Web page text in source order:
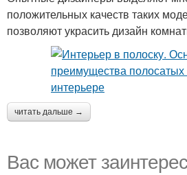
положительных качеств таких
позволяют украсить дизайн
читать дальше →
Вас может